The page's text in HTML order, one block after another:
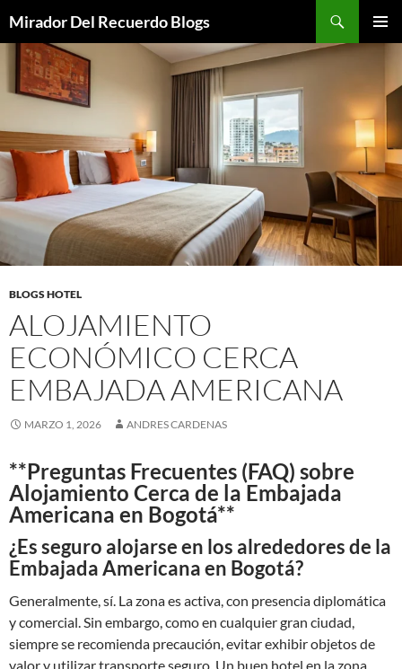
contenido
Mirador Del Recuerdo Blogs
MENÚ
BLOGS HOTEL
ALOJAMIENTO
ECONÓMICO CERCA
EMBAJADA AMERICANA
MARZO 1, 2026 ANDRES CARDENAS
**Preguntas Frecuentes (FAQ) sobre
Alojamiento Cerca de la Embajada
Americana en Bogotá**
¿Es seguro alojarse en los alrededores de la
Embajada Americana en Bogotá?
Generalmente, sí. La zona es activa, con presencia diplomática
y comercial. Sin embargo, como en cualquier gran ciudad,
siempre se recomienda precaución, evitar exhibir objetos de
valor y utilizar transporte seguro. Un buen hotel en la zona,